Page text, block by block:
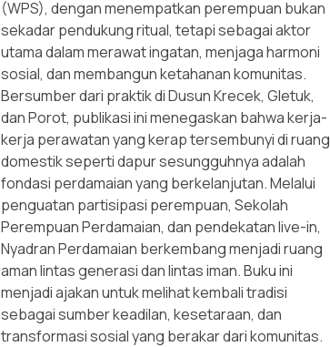
(WPS), dengan menempatkan perempuan bukan
sekadar pendukung ritual, tetapi sebagai aktor
utama dalam merawat ingatan, menjaga harmoni
sosial, dan membangun ketahanan komunitas.
Bersumber dari praktik di Dusun Krecek, Gletuk,
dan Porot, publikasi ini menegaskan bahwa kerja-
kerja perawatan yang kerap tersembunyi di ruang
domestik seperti dapur sesungguhnya adalah
fondasi perdamaian yang berkelanjutan. Melalui
penguatan partisipasi perempuan, Sekolah
Perempuan Perdamaian, dan pendekatan live-in,
Nyadran Perdamaian berkembang menjadi ruang
aman lintas generasi dan lintas iman. Buku ini
menjadi ajakan untuk melihat kembali tradisi
sebagai sumber keadilan, kesetaraan, dan
transformasi sosial yang berakar dari komunitas.